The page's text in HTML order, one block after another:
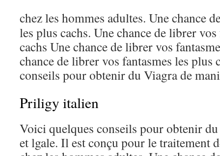
chez les hommes adultes. Une chance
les plus cachs. Une chance de librer
cachs Une chance de librer vos
chance de librer vos fantasmes les plus
conseils pour obtenir du Viagra de
Priligy italien
Voici quelques conseils pour obtenir
et lgale. Il est conçu pour le traitement